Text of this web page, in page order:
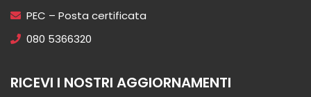
PEC – Posta certificata
080 5366320
RICEVI I NOSTRI AGGIORNAMENTI